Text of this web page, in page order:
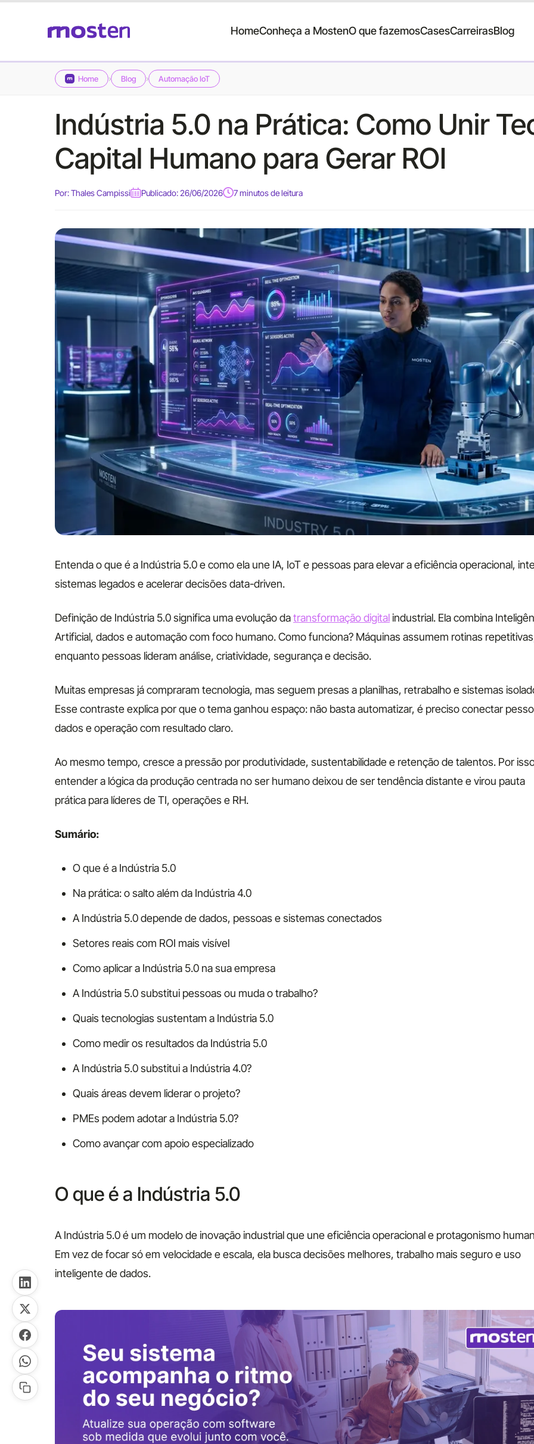
HomeConheça a MostenO que fazemosCasesCarreirasBlog
Home › Blog › Automação IoT
Indústria 5.0 na Prática: Como Unir
Capital Humano para Gerar ROI
Por:Thales Campissi Publicado: 26/06/2026 7 minutos de leitura
Entenda o que é a Indústria 5.0 e como ela une IA, IoT e pessoas para elevar a eficiência operacional,
sistemas legados e acelerar decisões data-driven.
Definição de Indústria 5.0 significa uma evolução datransformação digitalindustrial. Ela combina
Artificial, dados e automação com foco humano. Como funciona? Máquinas assumem rotinas
enquanto pessoas lideram análise, criatividade, segurança e decisão.
Muitas empresas já compraram tecnologia, mas seguem presas a planilhas, retrabalho e sistemas
Esse contraste explica por que o tema ganhou espaço: não basta automatizar, é preciso conectar
dados e operação com resultado claro.
Ao mesmo tempo, cresce a pressão por produtividade, sustentabilidade e retenção de talentos. Por
entender a lógica da produção centrada no ser humano deixou de ser tendência distante e virou pauta
prática para líderes de TI, operações e RH.
Sumário:
O que é a Indústria 5.0
Na prática: o salto além da Indústria 4.0
A Indústria 5.0 depende de dados, pessoas e sistemas conectados
Setores reais com ROI mais visível
Como aplicar a Indústria 5.0 na sua empresa
A Indústria 5.0 substitui pessoas ou muda o trabalho?
Quais tecnologias sustentam a Indústria 5.0
Como medir os resultados da Indústria 5.0
A Indústria 5.0 substitui a Indústria 4.0?
Quais áreas devem liderar o projeto?
PMEs podem adotar a Indústria 5.0?
Como avançar com apoio especializado
O que é a Indústria 5.0
A Indústria 5.0 é um modelo de inovação industrial que une eficiência operacional e protagonismo
Em vez de focar só em velocidade e escala, ela busca decisões melhores, trabalho mais seguro e uso
inteligente de dados.